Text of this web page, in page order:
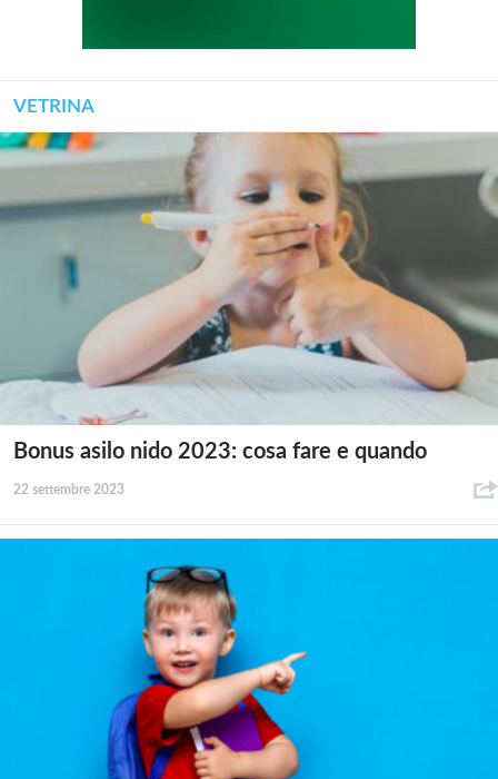
VETRINA
Bonus asilo nido 2023: cosa fare e quando
22 settembre 2023